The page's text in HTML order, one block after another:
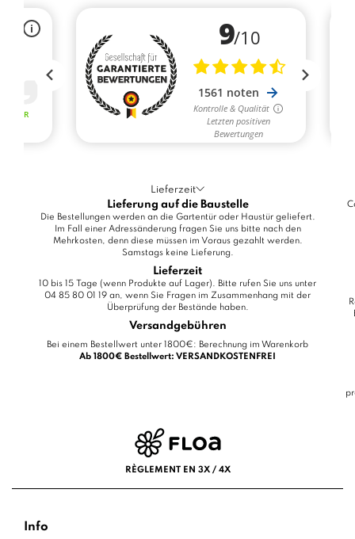
Lieferzeit
Lieferung auf die Baustelle
Die Bestellungen werden an die Gartentür oder Haustür geliefert.
Im Fall einer Adressänderung fragen Sie uns bitte nach den
Mehrkosten, denn diese müssen im Voraus gezahlt werden.
Samstags keine Lieferung.
Lieferzeit
10 bis 15 Tage (wenn Produkte auf Lager). Bitte rufen Sie uns unter
04 85 80 01 19 an, wenn Sie Fragen im Zusammenhang mit der
Überprüfung der Bestände haben.
Versandgebühren
Bei einem Bestellwert unter 1800€: Berechnung im Warenkorb
Ab 1800€ Bestellwert: VERSANDKOSTENFREI
RÈGLEMENT EN 3X / 4X
Info